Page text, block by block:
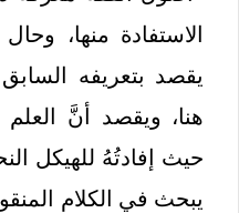
الاستفادة منها،
يقصد بتعريفه السابق
هنا، ويقصد أنَّ
حيث إفادتُهُ للهيكل
يبحث في الكلام